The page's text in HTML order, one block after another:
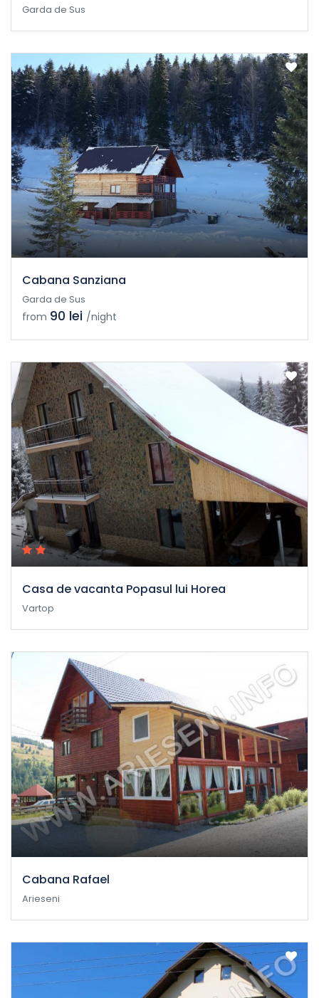
Garda de Sus
Cabana Sanziana
Garda de Sus
from 90 lei /night
Casa de vacanta Popasul lui Horea
Vartop
Cabana Rafael
Arieseni